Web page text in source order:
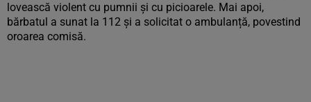
lovească violent cu pumnii și cu picioarele. Mai apoi,
bărbatul a sunat la 112 și a solicitat o ambulanță, povestind
oroarea comisă.